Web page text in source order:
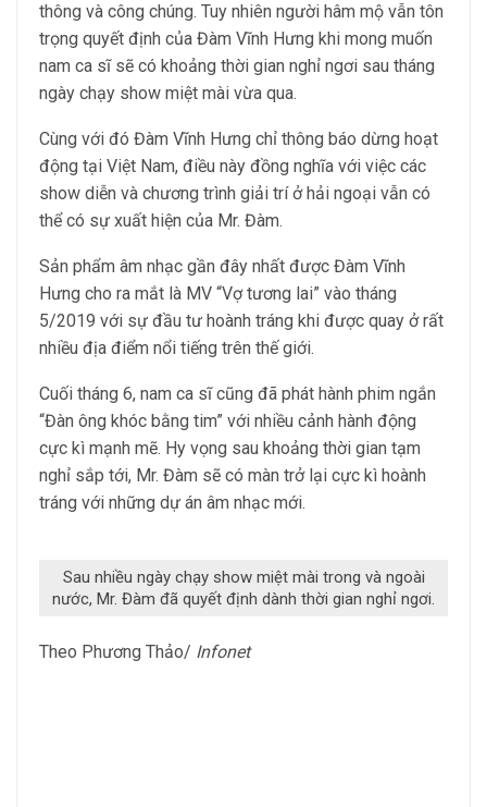
thông và công chúng. Tuy nhiên người hâm mộ vẫn tôn
trọng quyết định của Đàm Vĩnh Hưng khi mong muốn
nam ca sĩ sẽ có khoảng thời gian nghỉ ngơi sau tháng
ngày chạy show miệt mài vừa qua.
Cùng với đó Đàm Vĩnh Hưng chỉ thông báo dừng hoạt
động tại Việt Nam, điều này đồng nghĩa với việc các
show diễn và chương trình giải trí ở hải ngoại vẫn có
thể có sự xuất hiện của Mr. Đàm.
Sản phẩm âm nhạc gần đây nhất được Đàm Vĩnh
Hưng cho ra mắt là MV “Vợ tương lai” vào tháng
5/2019 với sự đầu tư hoành tráng khi được quay ở rất
nhiều địa điểm nổi tiếng trên thế giới.
Cuối tháng 6, nam ca sĩ cũng đã phát hành phim ngắn
“Đàn ông khóc bằng tim” với nhiều cảnh hành động
cực kì mạnh mẽ. Hy vọng sau khoảng thời gian tạm
nghỉ sắp tới, Mr. Đàm sẽ có màn trở lại cực kì hoành
tráng với những dự án âm nhạc mới.
Sau nhiều ngày chạy show miệt mài trong và ngoài
nước, Mr. Đàm đã quyết định dành thời gian nghỉ ngơi.
Theo Phương Thảo/ Infonet